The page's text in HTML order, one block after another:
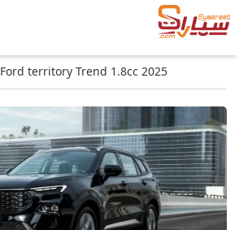
Ford territory Trend 1.8cc 2025